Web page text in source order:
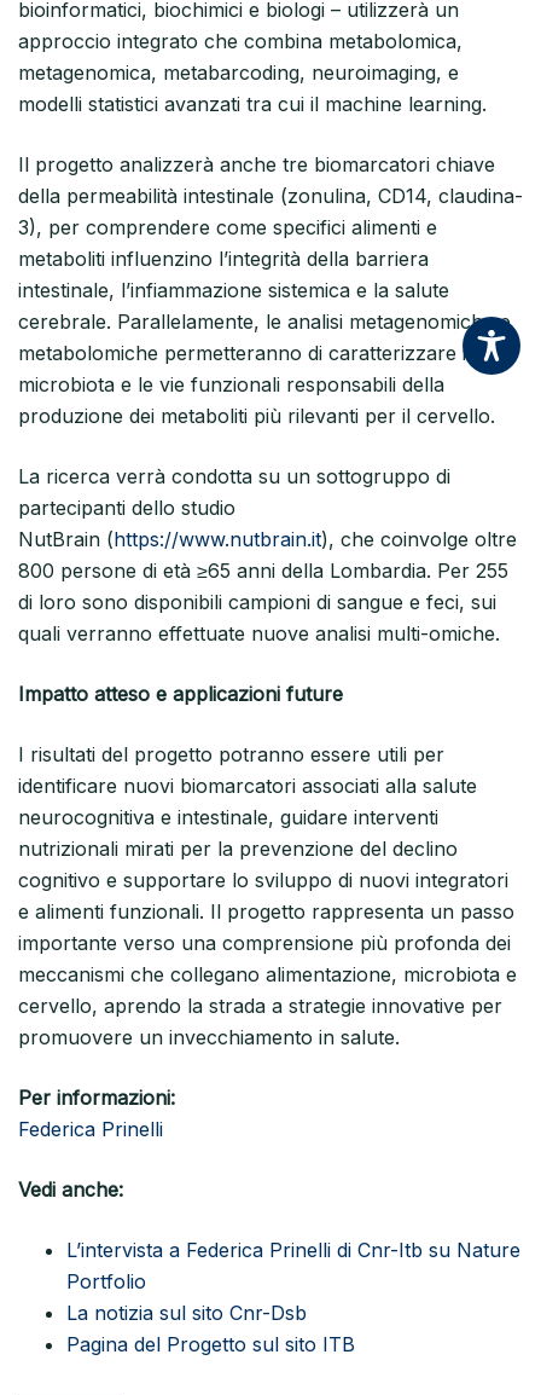
bioinformatici, biochimici e biologi – utilizzerà un
approccio integrato che combina metabolomica,
metagenomica, metabarcoding, neuroimaging, e
modelli statistici avanzati tra cui il machine learning.
Il progetto analizzerà anche tre biomarcatori chiave
della permeabilità intestinale (zonulina, CD14, claudina-
3), per comprendere come specifici alimenti e
metaboliti influenzino l’integrità della barriera
intestinale, l’infiammazione sistemica e la salute
cerebrale. Parallelamente, le analisi metagenomiche e
metabolomiche permetteranno di caratterizzare il
microbiota e le vie funzionali responsabili della
produzione dei metaboliti più rilevanti per il cervello.
La ricerca verrà condotta su un sottogruppo di
partecipanti dello studio
NutBrain (https://www.nutbrain.it), che coinvolge oltre
800 persone di età ≥65 anni della Lombardia. Per 255
di loro sono disponibili campioni di sangue e feci, sui
quali verranno effettuate nuove analisi multi-omiche.
Impatto atteso e applicazioni future
I risultati del progetto potranno essere utili per
identificare nuovi biomarcatori associati alla salute
neurocognitiva e intestinale, guidare interventi
nutrizionali mirati per la prevenzione del declino
cognitivo e supportare lo sviluppo di nuovi integratori
e alimenti funzionali. Il progetto rappresenta un passo
importante verso una comprensione più profonda dei
meccanismi che collegano alimentazione, microbiota e
cervello, aprendo la strada a strategie innovative per
promuovere un invecchiamento in salute.
Per informazioni:
Federica Prinelli
Vedi anche:
L’intervista a Federica Prinelli di Cnr-Itb su Nature
Portfolio
La notizia sul sito Cnr-Dsb
Pagina del Progetto sul sito ITB